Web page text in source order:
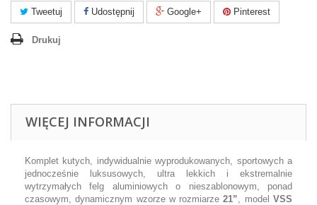
Tweetuj Udostępnij Google+ Pinterest
Drukuj
WIĘCEJ INFORMACJI
Komplet kutych, indywidualnie wyprodukowanych, sportowych a
jednocześnie luksusowych, ultra lekkich i ekstremalnie
wytrzymałych felg aluminiowych o nieszablonowym, ponad
czasowym, dynamicznym wzorze w rozmiarze21”, modelVSS